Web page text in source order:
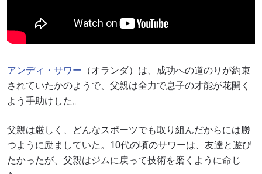
アンディ・サワー （オランダ）は、成功への道のりが約束
されていたかのようで、父親は全力で息子の才能が花開く
よう手助けした。
父親は厳しく、どんなスポーツでも取り組んだからには勝
つように励ましていた。10代の頃のサワーは、友達と遊び
たかったが、父親はジムに戻って技術を磨くように命じ